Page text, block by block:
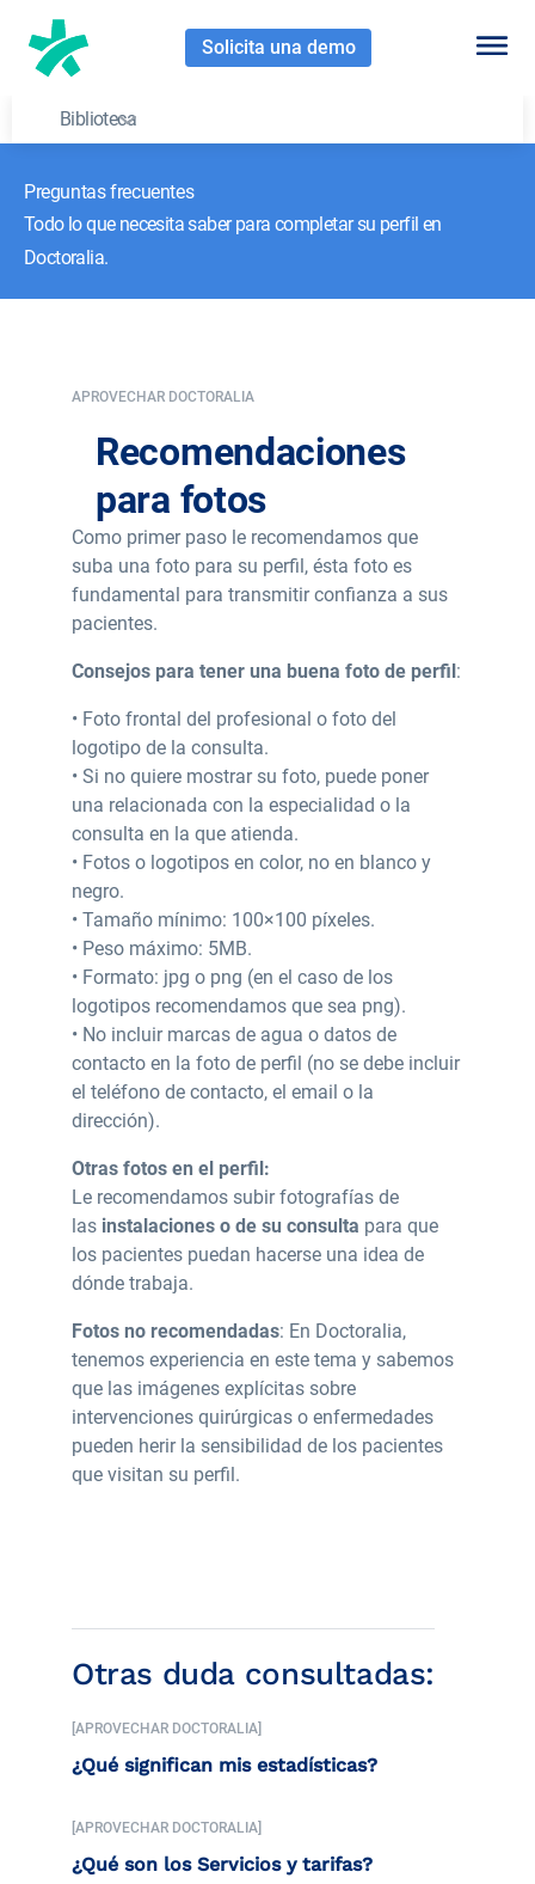
Solicita una demo
Biblioteca
Preguntas frecuentes
Todo lo que necesita saber para completar su perfil en
Doctoralia.
APROVECHAR DOCTORALIA
Recomendaciones
para fotos
Como primer paso le recomendamos que
suba una foto para su perfil, ésta foto es
fundamental para transmitir confianza a sus
pacientes.
Consejos para tener una buena foto de perfil:
• Foto frontal del profesional o foto del
logotipo de la consulta.
• Si no quiere mostrar su foto, puede poner
una relacionada con la especialidad o la
consulta en la que atienda.
• Fotos o logotipos en color, no en blanco y
negro.
• Tamaño mínimo: 100×100 píxeles.
• Peso máximo: 5MB.
• Formato: jpg o png (en el caso de los
logotipos recomendamos que sea png).
• No incluir marcas de agua o datos de
contacto en la foto de perfil (no se debe incluir
el teléfono de contacto, el email o la
dirección).
Otras fotos en el perfil:
Le recomendamos subir fotografías de
las instalaciones o de su consulta para que
los pacientes puedan hacerse una idea de
dónde trabaja.
Fotos no recomendadas: En Doctoralia,
tenemos experiencia en este tema y sabemos
que las imágenes explícitas sobre
intervenciones quirúrgicas o enfermedades
pueden herir la sensibilidad de los pacientes
que visitan su perfil.
Otras duda consultadas:
[APROVECHAR DOCTORALIA]
¿Qué significan mis estadísticas?
[APROVECHAR DOCTORALIA]
¿Qué son los Servicios y tarifas?